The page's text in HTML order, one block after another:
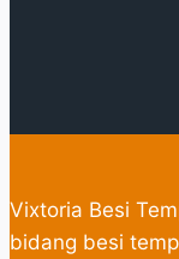
Vixtoria Besi
bidang besi